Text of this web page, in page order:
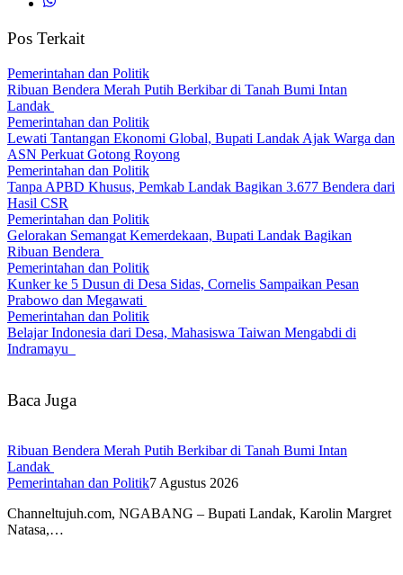
Pos Terkait
Pemerintahan dan Politik
Ribuan Bendera Merah Putih Berkibar di Tanah Bumi Intan
Landak
Pemerintahan dan Politik
Lewati Tantangan Ekonomi Global, Bupati Landak Ajak Warga dan
ASN Perkuat Gotong Royong
Pemerintahan dan Politik
Tanpa APBD Khusus, Pemkab Landak Bagikan 3.677 Bendera dari
Hasil CSR
Pemerintahan dan Politik
Gelorakan Semangat Kemerdekaan, Bupati Landak Bagikan
Ribuan Bendera
Pemerintahan dan Politik
Kunker ke 5 Dusun di Desa Sidas, Cornelis Sampaikan Pesan
Prabowo dan Megawati
Pemerintahan dan Politik
Belajar Indonesia dari Desa, Mahasiswa Taiwan Mengabdi di
Indramayu
Baca Juga
Ribuan Bendera Merah Putih Berkibar di Tanah Bumi Intan
Landak
Pemerintahan dan Politik7 Agustus 2026
Channeltujuh.com, NGABANG – Bupati Landak, Karolin Margret
Natasa,…